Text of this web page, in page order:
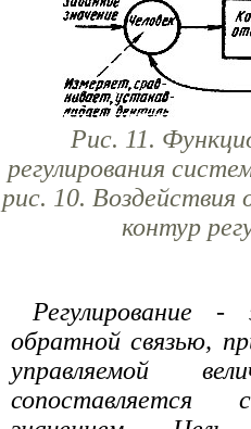
Рис. 11.
регулирования
рис. 10. Воздействия
контур
Регулирование
обратной связью,
управляемой